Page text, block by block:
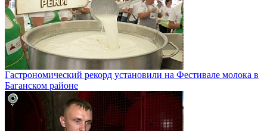
Гастрономический рекорд установили на Фестивале молока в
Баганском районе